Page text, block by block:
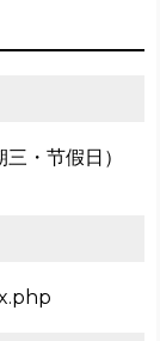
・节假日）